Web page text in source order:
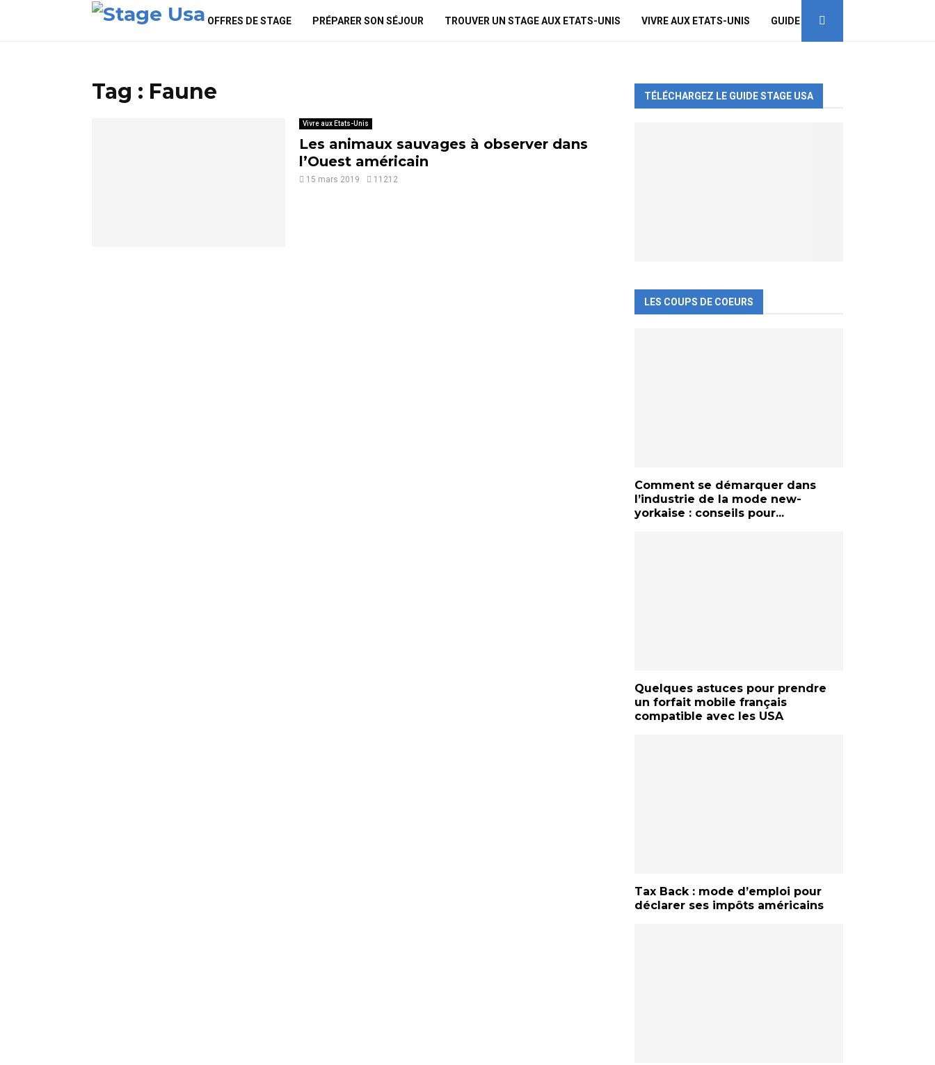
OFFRES DE STAGE PRÉPARER SON SÉJOUR TROUVER UN STAGE AUX ETATS-UNIS VIVRE AUX ETATS-UNIS GUIDE
Tag : Faune
Vivre aux Etats-Unis
Les animaux sauvages à observer dans
l’Ouest américain
15 mars 2019 11212
TÉLÉCHARGEZ LE GUIDE STAGE USA
LES COUPS DE COEURS
Comment se démarquer dans
l’industrie de la mode new-
yorkaise : conseils pour...
Quelques astuces pour prendre
un forfait mobile français
compatible avec les USA
Tax Back : mode d’emploi pour
déclarer ses impôts américains